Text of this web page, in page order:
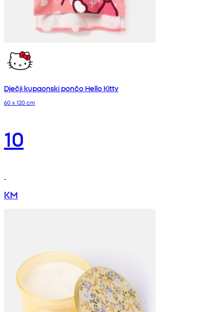
Dječji kupaonski pončo Hello Kitty
60 x 120 cm
10
KM